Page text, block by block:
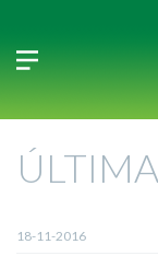
18-11-2016